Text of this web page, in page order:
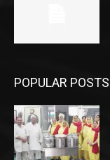
POPULAR POSTS